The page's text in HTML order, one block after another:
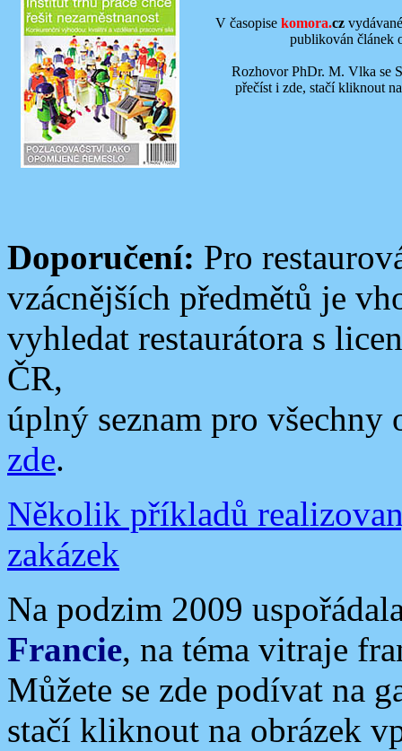
V časopise komora.cz
publikován článek
Rozhovor PhDr. M. Vlka se
přečíst i zde, stačí kliknout
Doporučení: Pro
vzácnějších předmětů je
vyhledat restaurátora s
ČR,
úplný seznam pro
zde.
Několik příkladů
zakázek
Na podzim 2009
Francie, na téma vitraje
Můžete se zde podívat na
stačí kliknout na obrázek